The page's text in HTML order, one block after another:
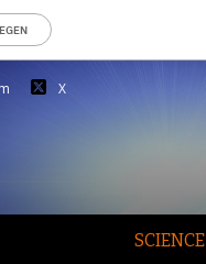
X
SCIENCE